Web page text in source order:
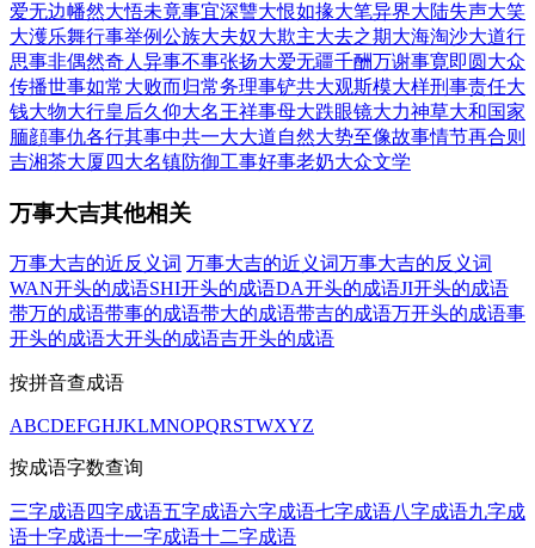
爱无边幡然大悟未竟事宜深讐大恨如掾大笔异界大陆失声大笑
大濩乐舞行事举例公族大夫奴大欺主大去之期大海淘沙大道行
思事非偶然奇人异事不事张扬大爱无疆千酬万谢事寛即圆 大众
传播世事如常大败而归常务理事铲共大观斯模大样刑事责任大
钱大物大行皇后久仰大名王祥事母大跌眼镜大力神草大和国家
腼顔事仇各行其事中共一大大道自然大势至像故事情节再合则
吉湘茶大厦 四大名镇防御工事好事老奶大众文学
万事大吉其他相关
万事大吉的近反义词 万事大吉的近义词万事大吉的反义词
WAN开头的成语SHI开头的成语DA开头的成语JI开头的成语
带万的成语带事的成语带大的成语带吉的成语万开头的成语事
开头的成语大开头的成语吉开头的成语
按拼音查成语
ABCDEFGHJKLMNOPQRSTWXYZ
按成语字数查询
三字成语四字成语五字成语六字成语七字成语八字成语九字成
语十字成语十一字成语十二字成语